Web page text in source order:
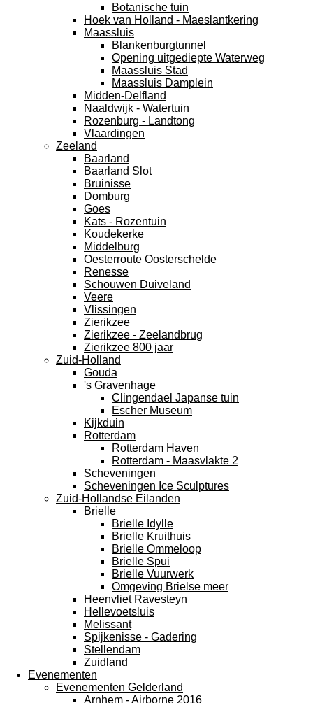
Botanische tuin
Hoek van Holland - Maeslantkering
Maassluis
Blankenburgtunnel
Opening uitgediepte Waterweg
Maassluis Stad
Maassluis Damplein
Midden-Delfland
Naaldwijk - Watertuin
Rozenburg - Landtong
Vlaardingen
Zeeland
Baarland
Baarland Slot
Bruinisse
Domburg
Goes
Kats - Rozentuin
Koudekerke
Middelburg
Oesterroute Oosterschelde
Renesse
Schouwen Duiveland
Veere
Vlissingen
Zierikzee
Zierikzee - Zeelandbrug
Zierikzee 800 jaar
Zuid-Holland
Gouda
's Gravenhage
Clingendael Japanse tuin
Escher Museum
Kijkduin
Rotterdam
Rotterdam Haven
Rotterdam - Maasvlakte 2
Scheveningen
Scheveningen Ice Sculptures
Zuid-Hollandse Eilanden
Brielle
Brielle Idylle
Brielle Kruithuis
Brielle Ommeloop
Brielle Spui
Brielle Vuurwerk
Omgeving Brielse meer
Heenvliet Ravesteyn
Hellevoetsluis
Melissant
Spijkenisse - Gadering
Stellendam
Zuidland
Evenementen
Evenementen Gelderland
Arnhem - Airborne 2016